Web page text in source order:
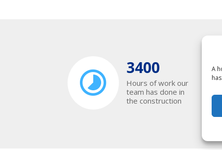
A
3400
Hours of work our
team has done in
the construction